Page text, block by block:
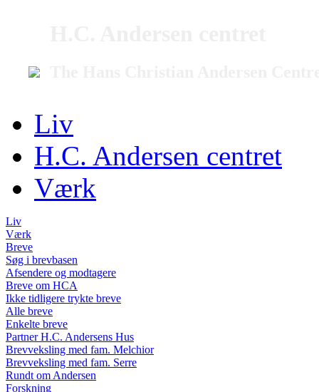
Liv
H.C. Andersen centret
Værk
Liv
Værk
Breve
Søg i brevbasen
Afsendere og modtagere
Breve om HCA
Ikke tidligere trykte breve
Alle breve
Enkelte breve
Partner H.C. Andersens Hus
Brevveksling med fam. Melchior
Brevveksling med fam. Serre
Rundt om Andersen
Forskning